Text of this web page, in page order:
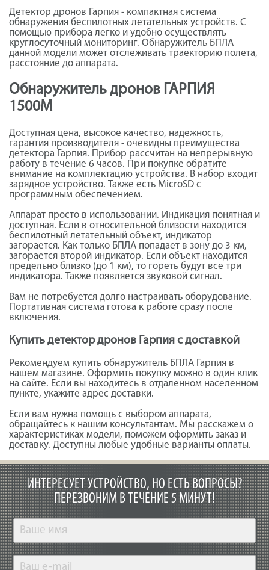
Детектор дронов Гарпия - компактная система
обнаружения беспилотных летательных устройств. С
помощью прибора легко и удобно осуществлять
круглосуточный мониторинг. Обнаружитель БПЛА
данной модели может отслеживать траекторию полета,
расстояние до аппарата.
Обнаружитель дронов ГАРПИЯ
1500М
Доступная цена, высокое качество, надежность,
гарантия производителя - очевидны преимущества
детектора Гарпия. Прибор рассчитан на непрерывную
работу в течение 6 часов. При покупке обратите
внимание на комплектацию устройства. В набор входит
зарядное устройство. Также есть MicroSD с
программным обеспечением.
Аппарат просто в использовании. Индикация понятная и
доступная. Если в относительной близости находится
беспилотный летательный объект, индикатор
загорается. Как только БПЛА попадает в зону до 3 км,
загорается второй индикатор. Если объект находится
предельно близко (до 1 км), то гореть будут все три
индикатора. Также появляется звуковой сигнал.
Вам не потребуется долго настраивать оборудование.
Портативная система готова к работе сразу после
включения.
Купить детектор дронов Гарпия с доставкой
Рекомендуем купить обнаружитель БПЛА Гарпия в
нашем магазине. Оформить покупку можно в один клик
на сайте. Если вы находитесь в отдаленном населенном
пункте, укажите адрес доставки.
Если вам нужна помощь с выбором аппарата,
обращайтесь к нашим консультантам. Мы расскажем о
характеристиках модели, поможем оформить заказ и
доставку. Доступны любые удобные варианты оплаты.
ИНТЕРЕСУЕТ УСТРОЙСТВО, НО ЕСТЬ ВОПРОСЫ?
ПЕРЕЗВОНИМ В ТЕЧЕНИЕ 5 МИНУТ!